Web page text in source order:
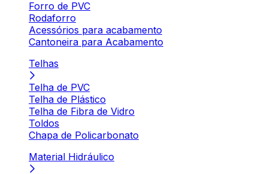
Forro de PVC
Rodaforro
Acessórios para acabamento
Cantoneira para Acabamento
Telhas
Telha de PVC
Telha de Plástico
Telha de Fibra de Vidro
Toldos
Chapa de Policarbonato
Material Hidráulico